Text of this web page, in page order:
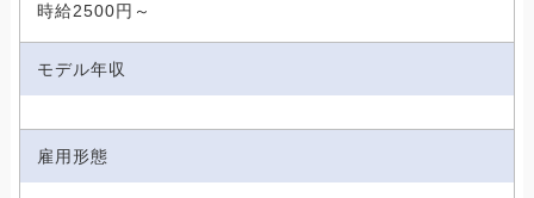
時給2500円～
モデル年収
雇用形態